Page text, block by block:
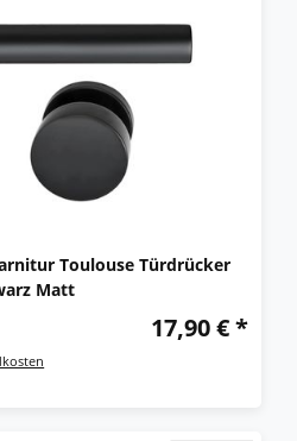
Toulouse Türdrücker
Matt
17,90 € *